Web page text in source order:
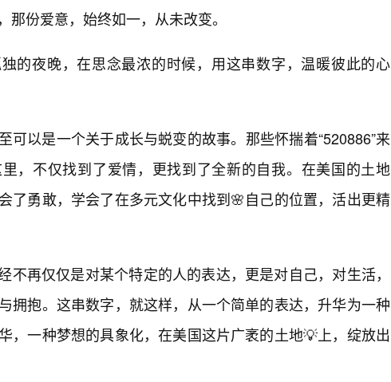
那份爱意，始终如一，从未改变。
的夜晚，在思念最浓的时候，用这串数字，温暖彼此的心
可以是一个关于成长与蜕变的故事。那些怀揣着“520886”来
，不仅找到了爱情，更找到了全新的自我。在美国的土地
了勇敢，学会了在多元文化中找到🌸自己的位置，活出更精
不再仅仅是对某个特定的人的表达，更是对自己，对生活，
拥抱。这串数字，就这样，从一个简单的表达，升华为一种
，一种梦想的具象化，在美国这片广袤的土地💡上，绽放出